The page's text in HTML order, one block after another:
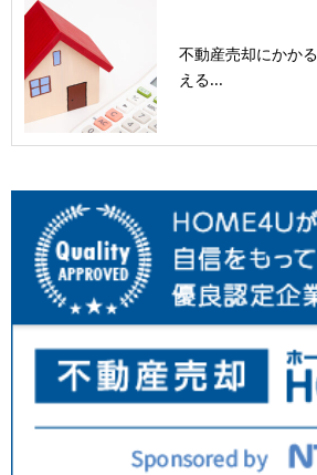
不動産売却にかか
える...